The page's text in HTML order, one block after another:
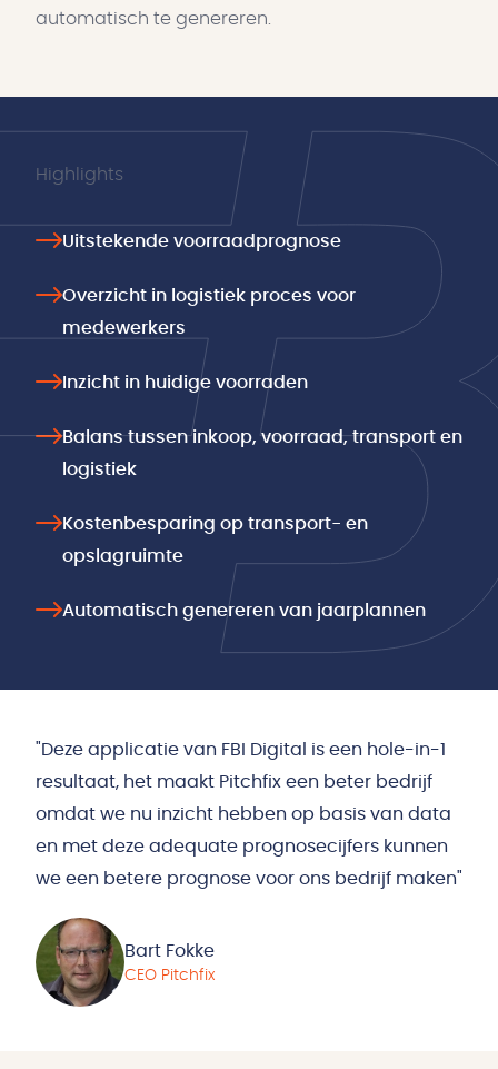
automatisch te genereren.
Highlights
Uitstekende voorraadprognose
Overzicht in logistiek proces voor
medewerkers
Inzicht in huidige voorraden
Balans tussen inkoop, voorraad, transport en
logistiek
Kostenbesparing op transport- en
opslagruimte
Automatisch genereren van jaarplannen
"Deze applicatie van FBI Digital is een hole-in-1
resultaat, het maakt Pitchfix een beter bedrijf
omdat we nu inzicht hebben op basis van data
en met deze adequate prognosecijfers kunnen
we een betere prognose voor ons bedrijf maken"
Bart Fokke
CEO Pitchfix